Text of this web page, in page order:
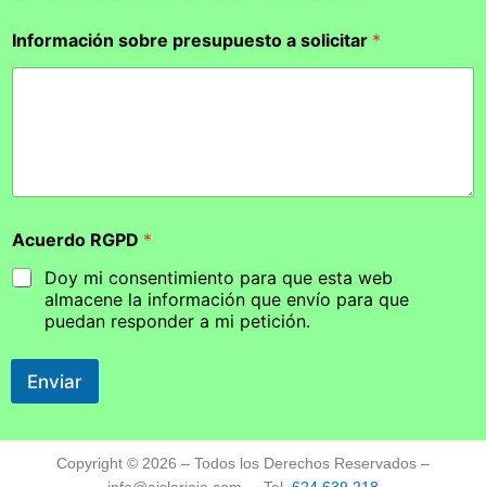
Información sobre presupuesto a solicitar *
Acuerdo RGPD *
Doy mi consentimiento para que esta web
almacene la información que envío para que
puedan responder a mi petición.
Enviar
Copyright © 2026 – Todos los Derechos Reservados –